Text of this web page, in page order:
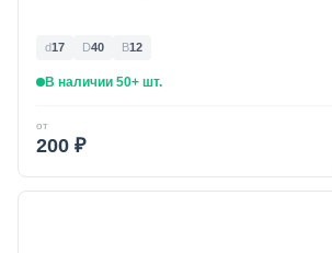
d17 D40 B12
В наличии 50+ шт.
от
200 ₽